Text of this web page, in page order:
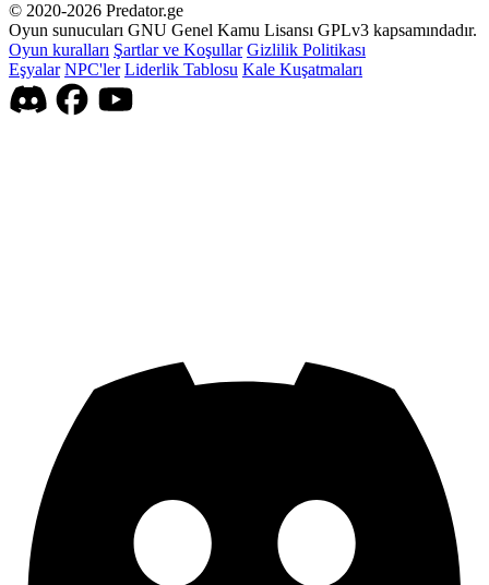
© 2020-2026 Predator.ge
Oyun sunucuları GNU Genel Kamu Lisansı GPLv3 kapsamındadır.
Oyun kuralları Şartlar ve Koşullar Gizlilik Politikası
Eşyalar NPC'ler Liderlik Tablosu Kale Kuşatmaları